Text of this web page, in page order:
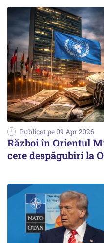
Publicat pe 09 Apr 2026
Război în Orientul
cere despăgubiri la